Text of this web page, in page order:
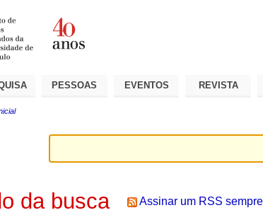
PESSOAS EVENTOS REVISTA
da busca Assinar um RSS